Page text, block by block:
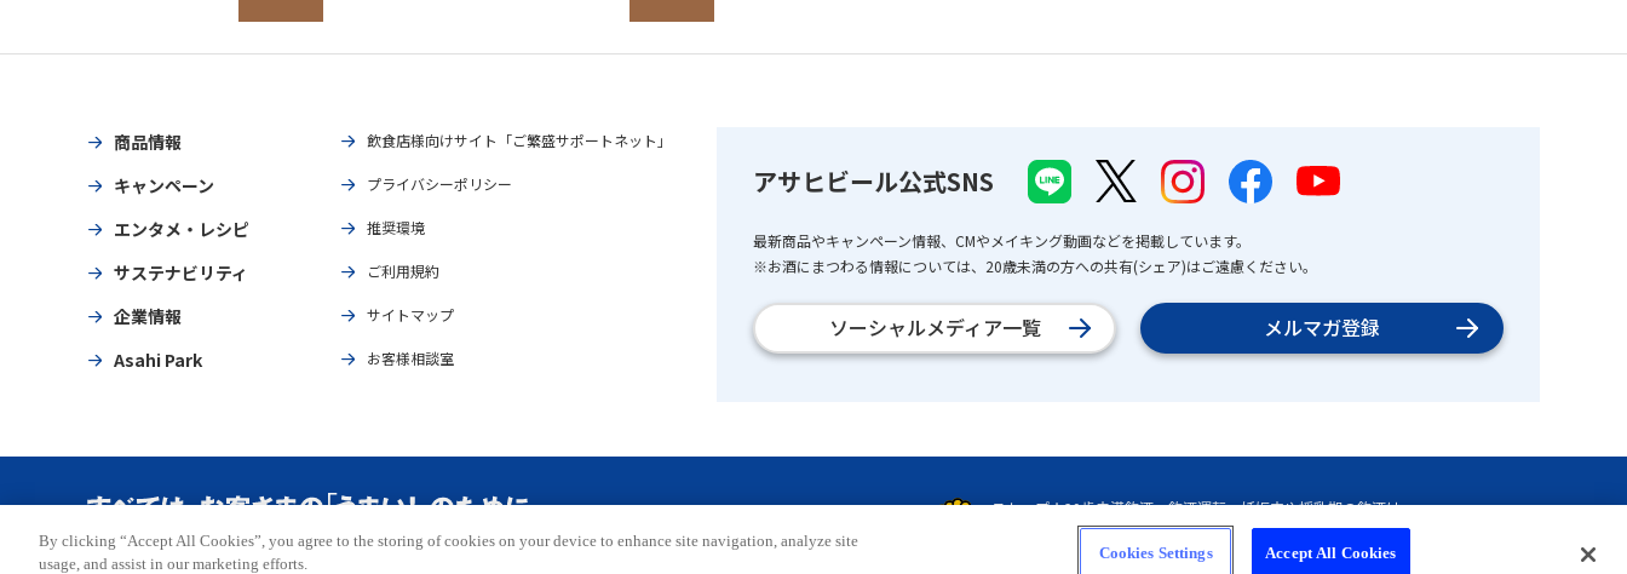
商品情報
キャンペーン
エンタメ・レシピ
サステナビリティ
企業情報
Asahi Park
飲食店様向けサイト「ご繁盛サポートネット」
プライバシーポリシー
推奨環境
ご利用規約
サイトマップ
お客様相談室
アサヒビール公式SNS
最新商品やキャンペーン情報、CMやメイキング動画などを掲載しています。
※お酒にまつわる情報については、20歳未満の方への共有(シェア)はご遠慮ください。
ソーシャルメディア一覧 メルマガ登録
Copyright © ASAHI BREWERIES, LTD. All rights reserved.
By clicking “Accept All Cookies”, you agree to the storing of cookies on your device to enhance site navigation, analyze site
usage, and assist in our marketing efforts.
Cookies Settings Accept All Cookies